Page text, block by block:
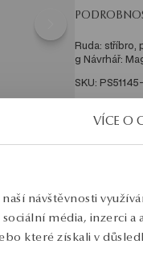
VÍCE O
návštěvnosti
média, inzerci a
které získali v
Ruda: stříbro,
g Návrhář:
SKU: